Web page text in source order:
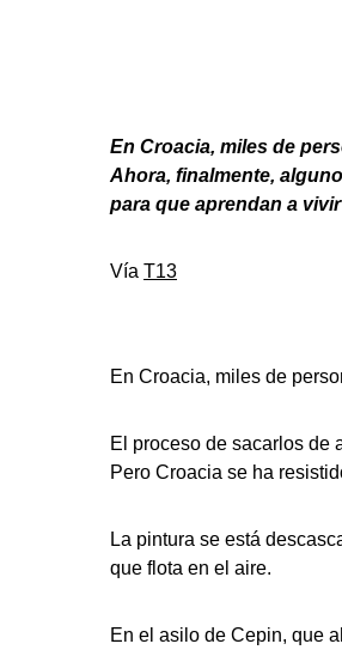
En Croacia, miles de
Ahora, finalmente,
para que aprendan a
Vía T13
En Croacia, miles de
El proceso de sacarlos de
Pero Croacia se ha
La pintura se está
que flota en el aire.
En el asilo de Cepin, que